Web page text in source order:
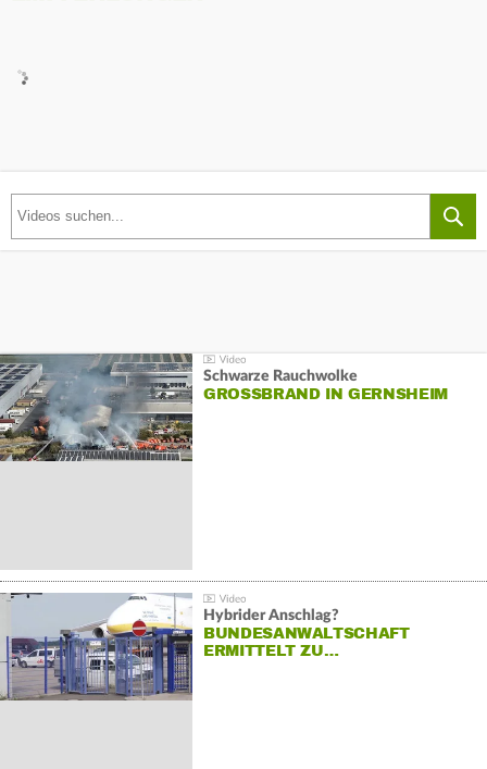
Schwarze Rauchwolke
GROSSBRAND IN GERNSHEIM
Hybrider Anschlag?
BUNDESANWALTSCHAFT
ERMITTELT ZU…